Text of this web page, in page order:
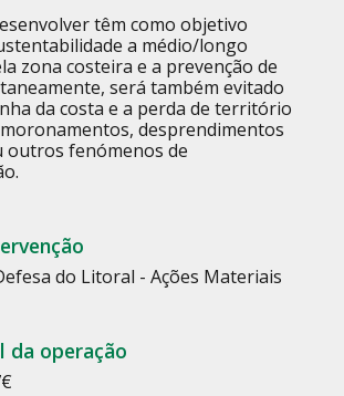
têm como objetivo
a médio/longo
zona costeira e a prevenção de
será também evitado
da costa e a perda de território
desprendimentos
outros fenómenos de
do Litoral - Ações Materiais
da operação
€